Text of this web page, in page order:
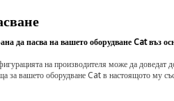
да пасва на вашето оборудване Cat въз
на производителя може да доведат
за вашето оборудване Cat в настоящото му